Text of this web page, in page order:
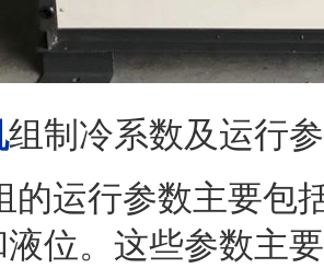
组制冷系数及运行
的运行参数主要包
位。这些参数主